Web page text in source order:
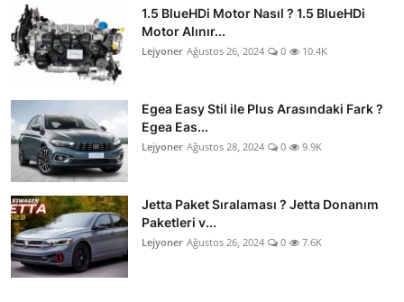
İkinci El & Ekspertiz
Muayene & Emisyon
Trafik Cezaları & Mevzuat
Ehliyet & Ruhsat İşlemleri
Sigorta & Kasko
Yakıt, LPG & Elektrikli
1.5 BlueHDi Motor Nasıl ? 1.5 BlueHDi
Motor Alınır...
Lejyoner Ağustos 26, 2024 0 10.4K
Egea Easy Stil ile Plus Arasındaki Fark ?
Egea Eas...
Lejyoner Ağustos 28, 2024 0 9.9K
Jetta Paket Sıralaması ? Jetta Donanım
Paketleri v...
Lejyoner Ağustos 26, 2024 0 7.6K